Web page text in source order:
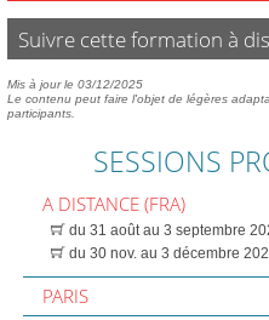
Suivre cette formation à
Mis à jour le 03/12/2025
Le contenu peut faire l'objet de légères
participants.
SESSIONS
A DISTANCE (FRA)
du 31 août au 3 septembre
du 30 nov. au 3 décembre
PARIS